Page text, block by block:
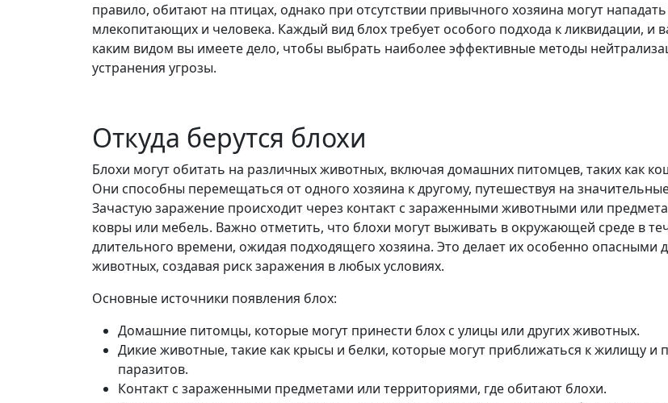
правило, обитают на птицах, однако при отсутствии привычного хозяина могут
млекопитающих и человека. Каждый вид блох требует особого подхода к ликвидации, и
каким видом вы имеете дело, чтобы выбрать наиболее эффективные методы
устранения угрозы.
Откуда берутся блохи
Блохи могут обитать на различных животных, включая домашних питомцев, таких как
Они способны перемещаться от одного хозяина к другому, путешествуя на
Зачастую заражение происходит через контакт с зараженными животными или
ковры или мебель. Важно отметить, что блохи могут выживать в окружающей среде в
длительного времени, ожидая подходящего хозяина. Это делает их особенно опасными
животных, создавая риск заражения в любых условиях.
Основные источники появления блох:
Домашние питомцы, которые могут принести блох с улицы или других животных.
Дикие животные, такие как крысы и белки, которые могут приближаться к жилищу и
паразитов.
Контакт с зараженными предметами или территориями, где обитают блохи.